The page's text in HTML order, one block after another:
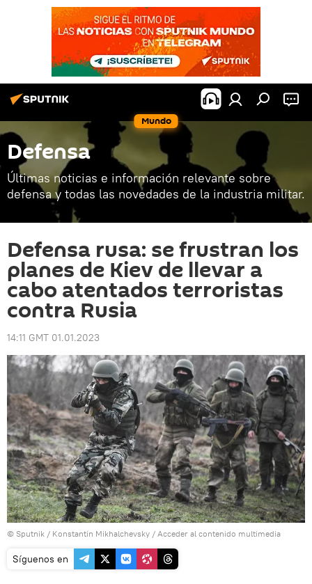
Mundo
Defensa
Últimas noticias e información relevante sobre
defensa y todas las novedades de la industria militar.
Defensa rusa: se frustran los
planes de Kiev de llevar a
cabo atentados terroristas
contra Rusia
14:11 GMT 01.01.2023
© Sputnik / Konstantin Mikhalchevsky / Acceder al contenido multimedia
Síguenos en